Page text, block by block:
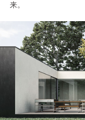
来。